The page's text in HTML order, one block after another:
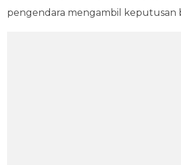
pengendara mengambil keputusan